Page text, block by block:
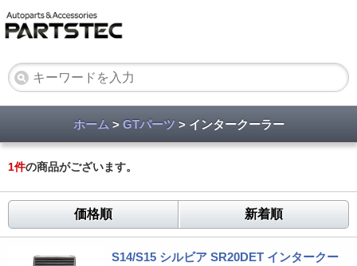
ホーム > GTパーツ > インタークーラー
1件の商品がございます。
価格順 新着順
S14/S15 シルビア SR20DET インタークー